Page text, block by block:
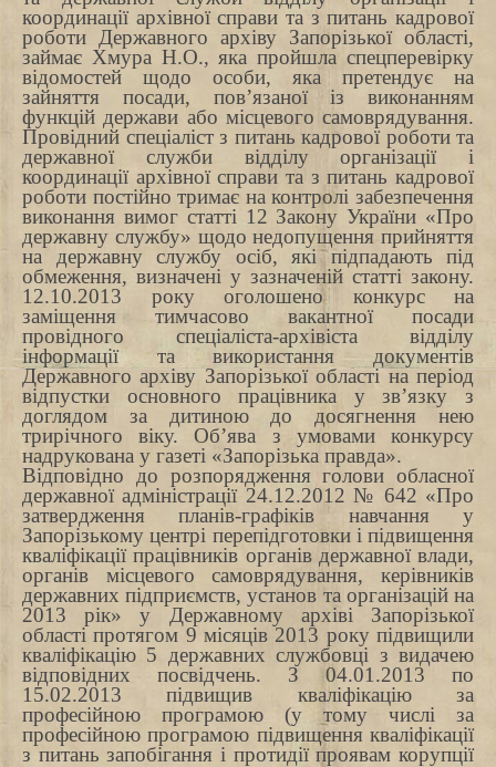
координації архівної справи та з питань кадрової
роботи Державного архіву Запорізької області,
займає Хмура Н.О., яка пройшла спецперевірку
відомостей щодо особи, яка претендує на
зайняття посади, пов’язаної із виконанням
функцій держави або місцевого самоврядування.
Провідний спеціаліст з питань кадрової роботи та
державної служби відділу організації і
координації архівної справи та з питань кадрової
роботи постійно тримає на контролі забезпечення
виконання вимог статті 12 Закону України «Про
державну службу» щодо недопущення прийняття
на державну службу осіб, які підпадають під
обмеження, визначені у зазначеній статті закону.
12.10.2013 року оголошено конкурс на
заміщення тимчасово вакантної посади
провідного спеціаліста-архівіста відділу
інформації та використання документів
Державного архіву Запорізької області на період
відпустки основного працівника у зв’язку з
доглядом за дитиною до досягнення нею
трирічного віку. Об’ява
з умовами конкурсу
надрукована у газеті «Запорізька правда».
Відповідно до розпорядження голови обласної
державної адміністрації 24.12.2012 № 642 «Про
затвердження планів-графіків навчання у
Запорізькому центрі перепідготовки і підвищення
кваліфікації працівників органів державної влади,
органів місцевого самоврядування, керівників
державних підприємств, установ та організацій на
2013 рік» у Державному архіві Запорізької
області протягом 9 місяців 2013 року підвищили
кваліфікацію 5 державних службовці з видачею
відповідних посвідчень. З 04.01.2013 по
15.02.2013
підвищив кваліфікацію за
професійною програмою (у тому числі за
професійною програмою підвищення кваліфікації
з питань запобігання і протидії проявам корупції